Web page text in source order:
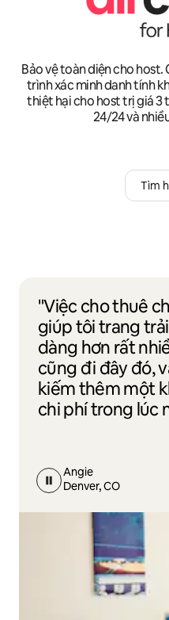
Bảo vệ toàn diện cho
trình xác minh danh tính
thiệt hại cho host trị giá 3
24/24 và
Tìm
"Việc cho thuê
giúp tôi trang
dàng hơn rất
cũng đi đây đó,
kiếm thêm một
chi phí trong lúc
Angie
Denver, CO